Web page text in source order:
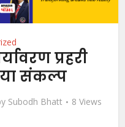
प्रहरी
संकल्प
Subodh Bhatt 8 Views